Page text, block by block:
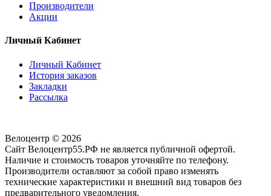
Производители
Акции
Личный Кабинет
Личный Кабинет
История заказов
Закладки
Рассылка
Велоцентр © 2026
Сайт Велоцентр55.РФ не является публичной офертой.
Наличие и стоимость товаров уточняйте по телефону.
Производители оставляют за собой право изменять
технические характеристики и внешний вид товаров без
предварительного уведомления.